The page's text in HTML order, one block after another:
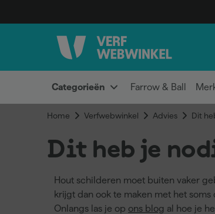
Categorieën Farrow & Ball
Home Verfwebwinkel Advies Dit
Dit heb je
Hout schilderen moet buiten vaker
krijgt dan ook te maken met het
Onlangs las je op ons blog al hoe je